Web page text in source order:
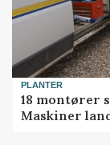
PLANTER
18 montører
Maskiner